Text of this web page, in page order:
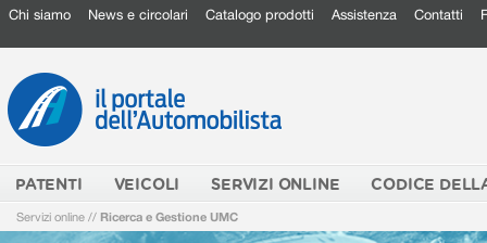
Chi siamo News e circolari Catalogo prodotti Assistenza Contatti
PATENTI VEICOLI SERVIZI ONLINE CODICE
Servizi online // Ricerca e Gestione UMC